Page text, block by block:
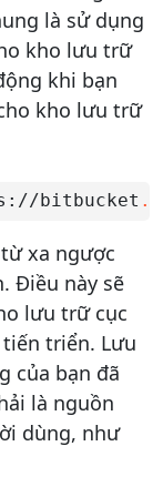
là sử dụng
kho lưu trữ
khi bạn
kho lưu trữ
bitbucket
xa ngược
Điều này sẽ
lưu trữ cục
triển. Lưu
của bạn đã
là nguồn
dùng, như